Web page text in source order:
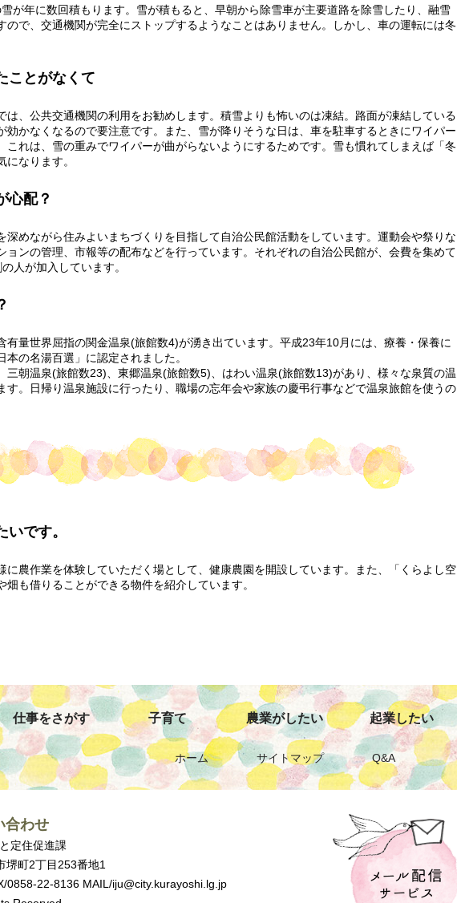
が年に数回積もります。雪が積もると、早朝から除雪車が主要道路を除雪したり、融雪
ので、交通機関が完全にストップするようなことはありません。しかし、車の運転には冬
ことがなくて
は、公共交通機関の利用をお勧めします。積雪よりも怖いのは凍結。路面が凍結している
効かなくなるので要注意です。また、雪が降りそうな日は、車を駐車するときにワイパー
これは、雪の重みでワイパーが曲がらないようにするためです。雪も慣れてしまえば「冬
になります。
心配？
深めながら住みよいまちづくりを目指して自治公民館活動をしています。運動会や祭りな
ョンの管理、市報等の配布などを行っています。それぞれの自治公民館が、会費を集めて
人が加入しています。
有量世界屈指の関金温泉(旅館数4)が湧き出ています。平成23年10月には、療養・保養に
の名湯百選」に認定されました。
三朝温泉(旅館数23)、東郷温泉(旅館数5)、はわい温泉(旅館数13)があり、様々な泉質の温
す。日帰り温泉施設に行ったり、職場の忘年会や家族の慶弔行事などで温泉旅館を使うの
です。
に農作業を体験していただく場として、健康農園を開設しています。また、「くらよし空
畑も借りることができる物件を紹介しています。
仕事をさがす 子育て 農業がしたい 起業したい
ホーム サイトマップ Q&A
合わせ
定住促進課
堺町2丁目253番地1
22-8136 MAIL/iju@city.kurayoshi.lg.jp